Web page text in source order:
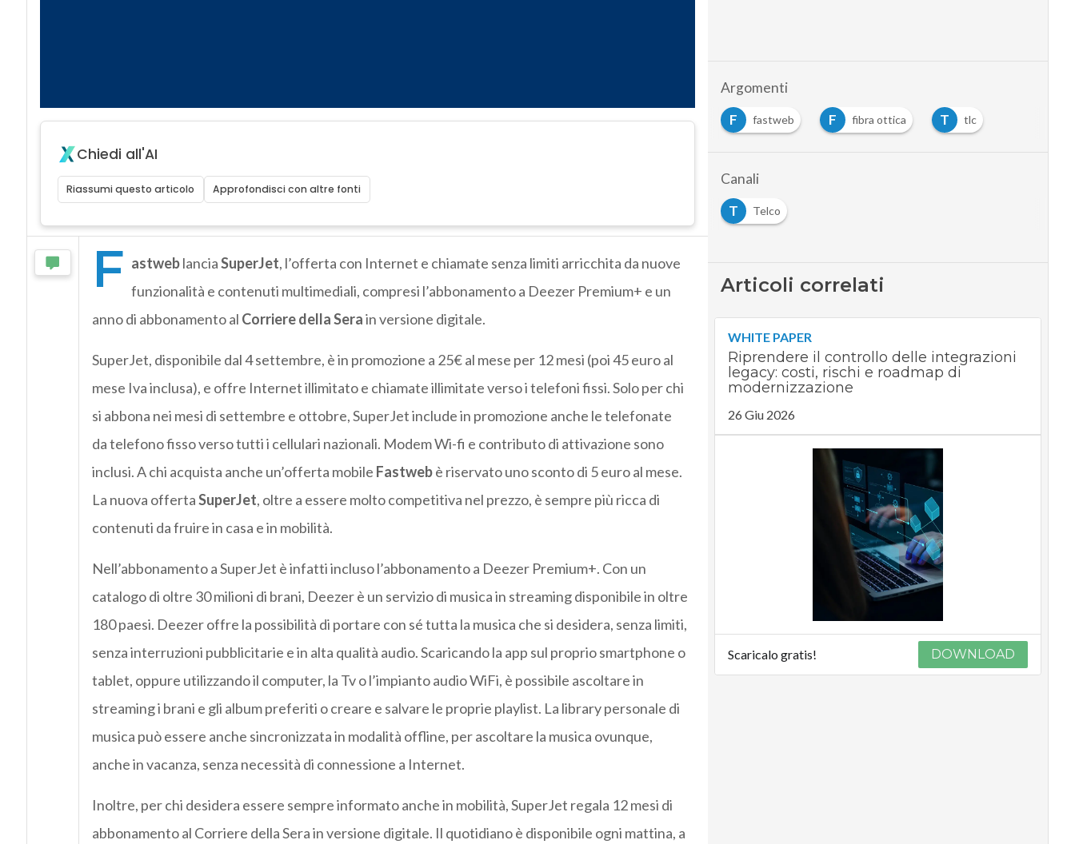
Chiedi all'AI
Riassumi questo articolo Approfondisci con altre fonti
F astweblanciaSuperJet, l’offerta con Internet e chiamate senza limiti arricchita da nuove
funzionalità e contenuti multimediali, compresi l’abbonamento a Deezer Premium+ e un
anno di abbonamento al Corriere della Serain versione digitale.
SuperJet, disponibile dal 4 settembre, è in promozione a 25€ al mese per 12 mesi (poi 45 euro al
mese Iva inclusa), e offre Internet illimitato e chiamate illimitate verso i telefoni fissi. Solo per chi
si abbona nei mesi di settembre e ottobre, SuperJet include in promozione anche le telefonate
da telefono fisso verso tutti i cellulari nazionali. Modem Wi-fi e contributo di attivazione sono
inclusi. A chi acquista anche un’offerta mobile Fastwebè riservato uno sconto di 5 euro al mese.
La nuova offertaSuperJet, oltre a essere molto competitiva nel prezzo, è sempre più ricca di
contenuti da fruire in casa e in mobilità.
Nell’abbonamento a SuperJet è infatti incluso l’abbonamento a Deezer Premium+. Con un
catalogo di oltre 30 milioni di brani, Deezer è un servizio di musica in streaming disponibile in oltre
180 paesi. Deezer offre la possibilità di portare con sé tutta la musica che si desidera, senza limiti,
senza interruzioni pubblicitarie e in alta qualità audio. Scaricando la app sul proprio smartphone o
tablet, oppure utilizzando il computer, la Tv o l’impianto audio WiFi, è possibile ascoltare in
streaming i brani e gli album preferiti o creare e salvare le proprie playlist. La library personale di
musica può essere anche sincronizzata in modalità offline, per ascoltare la musica ovunque,
anche in vacanza, senza necessità di connessione a Internet.
Inoltre, per chi desidera essere sempre informato anche in mobilità, SuperJet regala 12 mesi di
abbonamento al Corriere della Sera in versione digitale. Il quotidiano è disponibile ogni mattina, a
Argomenti
F
fastweb F fibra ottica T
tlc
Canali
T
Telco
Articoli correlati
WHITE PAPER
Riprendere il controllo delle integrazioni
legacy: costi, rischi e roadmap di
modernizzazione
26 Giu 2026
Scaricalo gratis! DOWNLOAD